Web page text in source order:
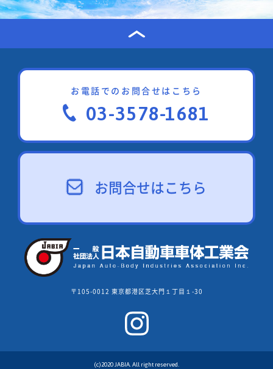
お電話でのお問合せはこちら
03-3578-1681
お問合せはこちら
〒105-0012 東京都港区芝大門１丁目１-30
(c)2020 JABIA. All right reserved.